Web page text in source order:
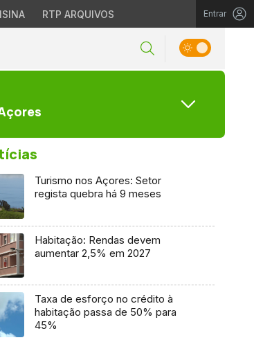
RTP ARQUIVOS Entrar
Turismo nos Açores: Setor
regista quebra há 9 meses
Habitação: Rendas devem
aumentar 2,5% em 2027
Taxa de esforço no crédito à
habitação passa de 50% para
45%